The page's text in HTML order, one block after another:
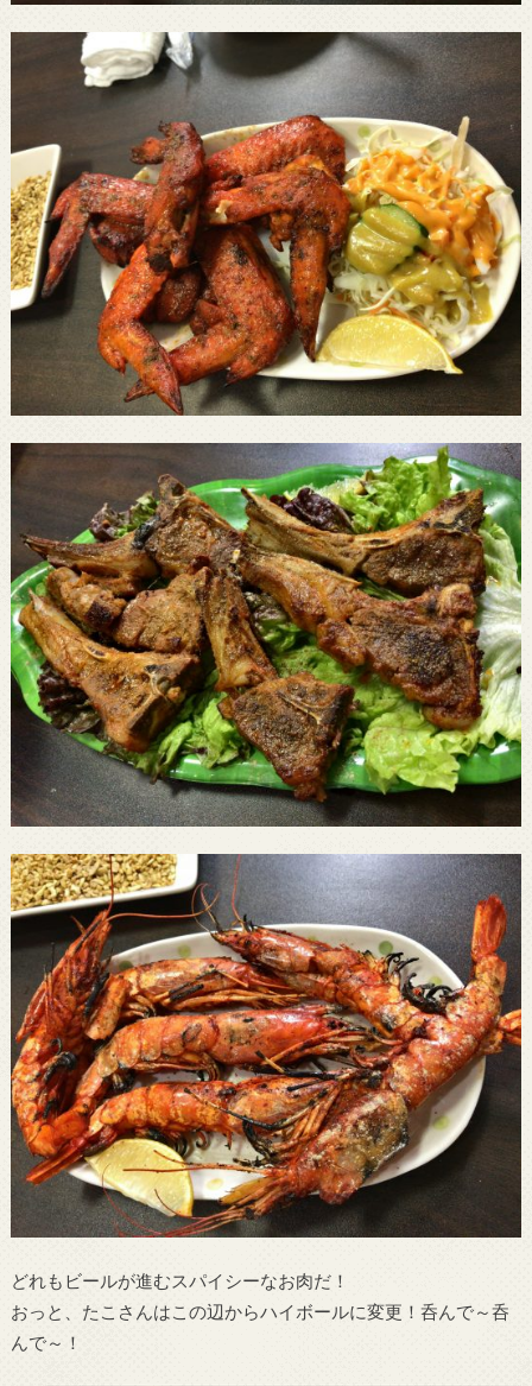
どれもビールが進むスパイシーなお肉だ！
おっと、たこさんはこの辺からハイボールに変更！呑んで～呑
んで～！